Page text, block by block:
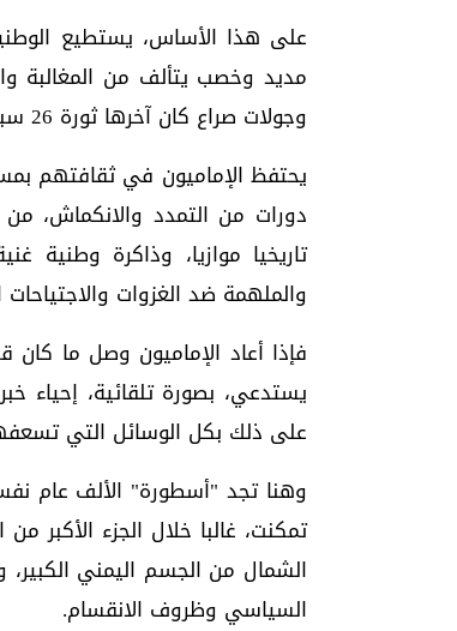
على هذا الأساس، يستطيع
مديد وخصب يتألف من المغالبة
وجولات صراع كان آخرها ثورة 26 سبتمبر وإعلان الجمهورية.
يحتفظ الإماميون في ثقافتهم
دورات من التمدد والانكماش،
تاريخيا موازيا، وذاكرة وطنية
والملهمة ضد الغزوات
يستدعي، بصورة تلقائية، إحياء
على ذلك بكل الوسائل التي
وهنا تجد "أسطورة" الألف عام
تمكنت، غالبا خلال الجزء
الشمال من الجسم اليمني الكبير،
السياسي وظروف الانقسام.